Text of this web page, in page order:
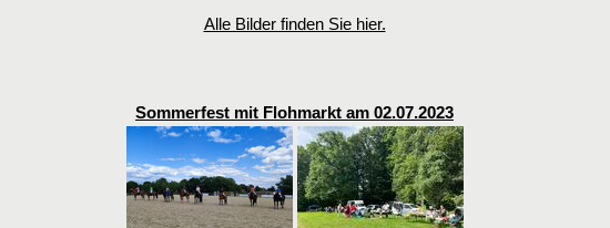
Alle Bilder finden Sie hier.
Sommerfest mit Flohmarkt am 02.07.2023